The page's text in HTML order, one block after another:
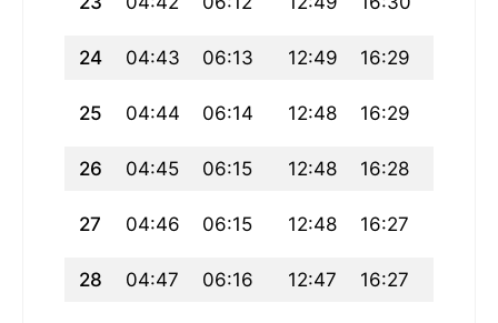
24 04:43 06:13 12:49 16:29
25 04:44 06:14 12:48 16:29
26 04:45 06:15 12:48 16:28
27 04:46 06:15 12:48 16:27
28 04:47 06:16 12:47 16:27